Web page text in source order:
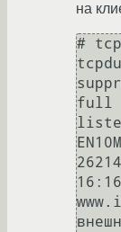
на
#
full